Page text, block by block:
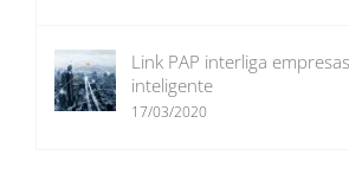
Link PAP interliga
inteligente
17/03/2020